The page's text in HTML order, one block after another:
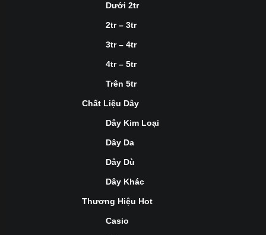
Dưới 2tr
2tr – 3tr
3tr – 4tr
4tr – 5tr
Trên 5tr
Chất Liệu Dây
Dây Kim Loại
Dây Da
Dây Dù
Dây Khác
Thương Hiệu Hot
Casio